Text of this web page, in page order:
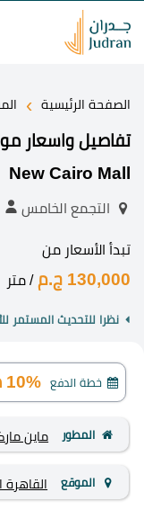
الصفحة الرئيسية ›
New Cairo Mall
التجمع الخامس
تبدأ الأسعار من
130,000 ج.م / متر
نظرا للتحديث المستمر
خطة الدفع 10% مقدم، تقسيط على 8 سنوات
المطور ماين
الموقع القاهرة